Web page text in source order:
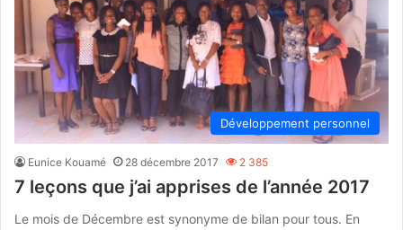
Développement personnel
Eunice Kouamé 28 décembre 2017 2 385
7 leçons que j’ai apprises de l’année 2017
Le mois de Décembre est synonyme de bilan pour tous. En